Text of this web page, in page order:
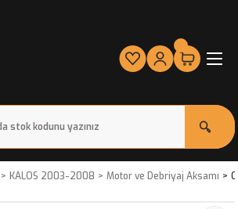
KALOS 2003-2008 Motor ve Debriyaj Aksamı